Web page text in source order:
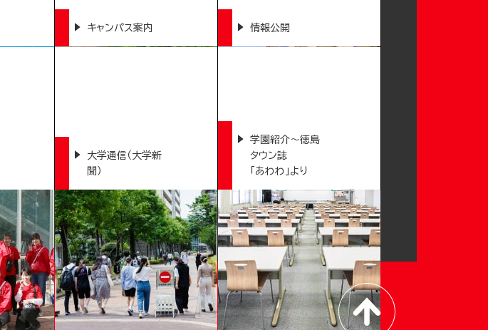
キャンパス案内 情報公開
大学通信（大学新
聞）
学園紹介～徳島
タウン誌
「あわわ」より